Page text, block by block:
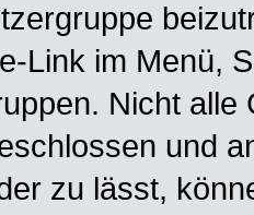
Link im Menü,
Nicht
und
zu lässt,